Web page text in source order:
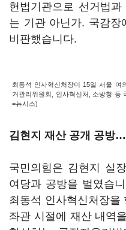
헌법기관으로 선거법
는 기관 아닌가. 국감장
비판했습니다.
최동석 인사혁신처장이 15일 서울 여
거관리위원회, 인사혁신처, 소방청 등
=뉴시스)
김현지 재산 공개 공방
국민의힘은 김현지 실
여당과 공방을 벌였습
최동석 인사혁신처장을
좌관 시절에 재산 내역